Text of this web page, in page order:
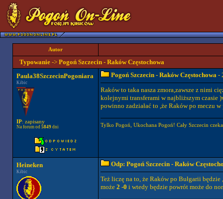
Autor
Typowanie-> Pogoń Szczecin - Raków Częstochowa
Paula38SzczecinPogoniara
Kibic
IP: zapisany
Na forum od 5849dni
Pogoń Szczecin - Raków Częstochowa-
Raków to taka nasza zmora,zawsze z nimi
kolejnymi transferami w najbliższym czasie
powinno zadziałać to ,że Raków po meczu
Tylko Pogoń, Ukochana Pogoń! Cały Szczecin
Heineken
Kibic
Odp: Pogoń Szczecin - Raków
Też liczę na to, że Raków po Bułgarii
może 2 -0 i wtedy będzie powrót może do